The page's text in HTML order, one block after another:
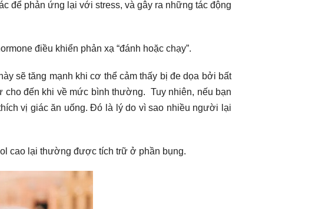
để phản ứng lại với stress, và gây ra những tác động
điều khiển phản xạ “đánh hoặc chạy”.
sẽ tăng mạnh khi cơ thể cảm thấy bị đe dọa bởi bất
cho đến khi về mức bình thường. Tuy nhiên, nếu bạn
vị giác ăn uống. Đó là lý do vì sao nhiều người lại
cao lại thường được tích trữ ở phần bụng.